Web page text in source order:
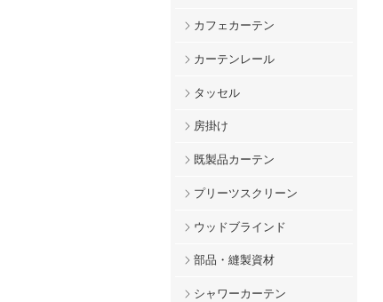
カフェカーテン
カーテンレール
タッセル
房掛け
既製品カーテン
プリーツスクリーン
ウッドブラインド
部品・縫製資材
シャワーカーテン